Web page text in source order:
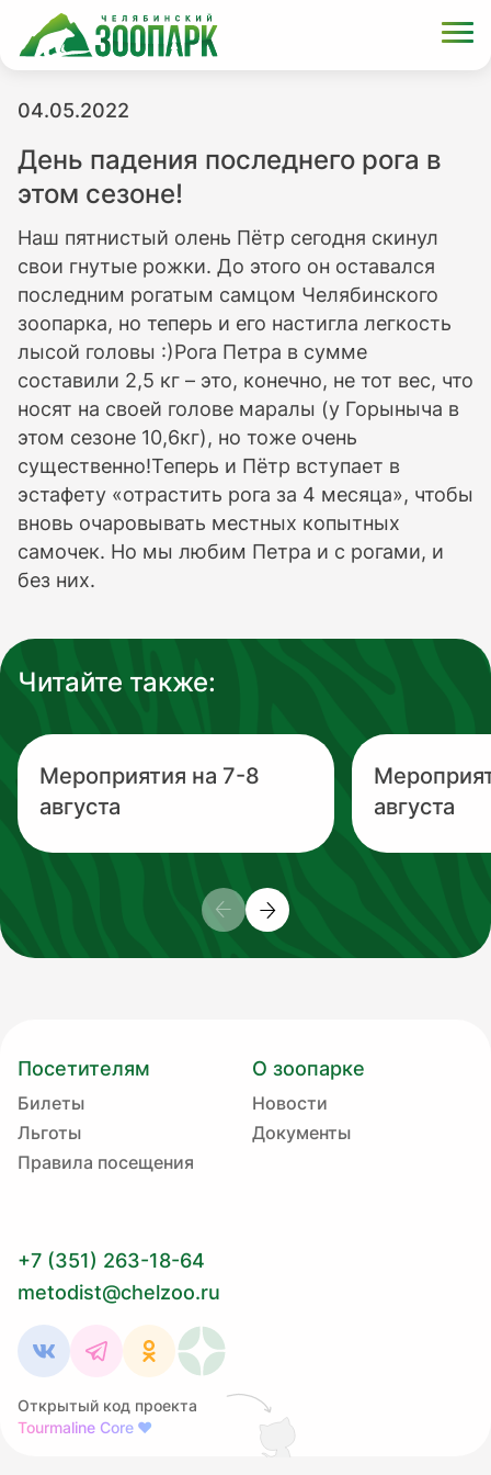
04.05.2022
День падения последнего рога в
этом сезоне!
Наш пятнистый олень Пётр сегодня скинул
свои гнутые рожки. До этого он оставался
последним рогатым самцом Челябинского
зоопарка, но теперь и его настигла легкость
лысой головы :)Рога Петра в сумме
составили 2,5 кг – это, конечно, не тот вес, что
носят на своей голове маралы (у Горыныча в
этом сезоне 10,6кг), но тоже очень
существенно!Теперь и Пётр вступает в
эстафету «отрастить рога за 4 месяца», чтобы
вновь очаровывать местных копытных
самочек. Но мы любим Петра и с рогами, и
без них.
Читайте также:
Мероприятия на 7-8
августа
августа
Посетителям
Билеты
Льготы
Правила посещения
О зоопарке
Новости
Документы
+7 (351) 263-18-64
metodist@chelzoo.ru
Открытый код проекта
Tourmaline Core ❤